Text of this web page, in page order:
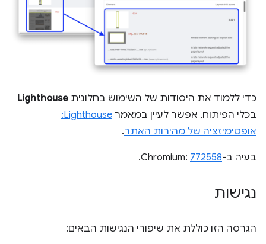
כדי ללמוד את היסודות של השימוש בחלונית Lighthouse
בכלי הפיתוח, אפשר לעיין במאמר
Lighthouse:
אופטימיזציה של מהירות האתר.
בעיה ב-Chromium:772558
.
נגישות
הגרסה הזו כוללת את שיפורי הנגישות הבאים: